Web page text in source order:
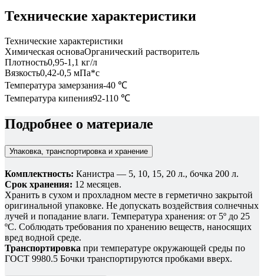
Технические характеристики
Технические характеристики
Химическая основаОрганический растворитель
Плотность0,95-1,1 кг/л
Вязкость0,42-0,5 мПа*с
Температура замерзания-40 ℃
Температура кипения92-110 ℃
Подробнее о материале
Упаковка, транспортировка и хранение
Комплектность: Канистра — 5, 10, 15, 20 л., бочка 200 л.
Срок хранения: 12 месяцев.
Хранить в сухом и прохладном месте в герметично закрытой
оригинальной упаковке. Не допускать воздействия солнечных
лучей и попадание влаги. Температура хранения: от 5º до 25
ºС. Соблюдать требования по хранению веществ, наносящих
вред водной среде.
Транспортировка при температуре окружающей среды по
ГОСТ 9980.5 Бочки транспортируются пробками вверх.